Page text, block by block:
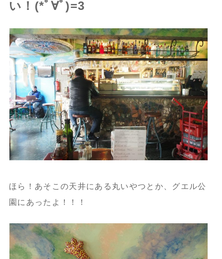
い！(*ﾟ∀ﾟ)=3
ほら！あそこの天井にある丸いやつとか、グエル公
園にあったよ！！！